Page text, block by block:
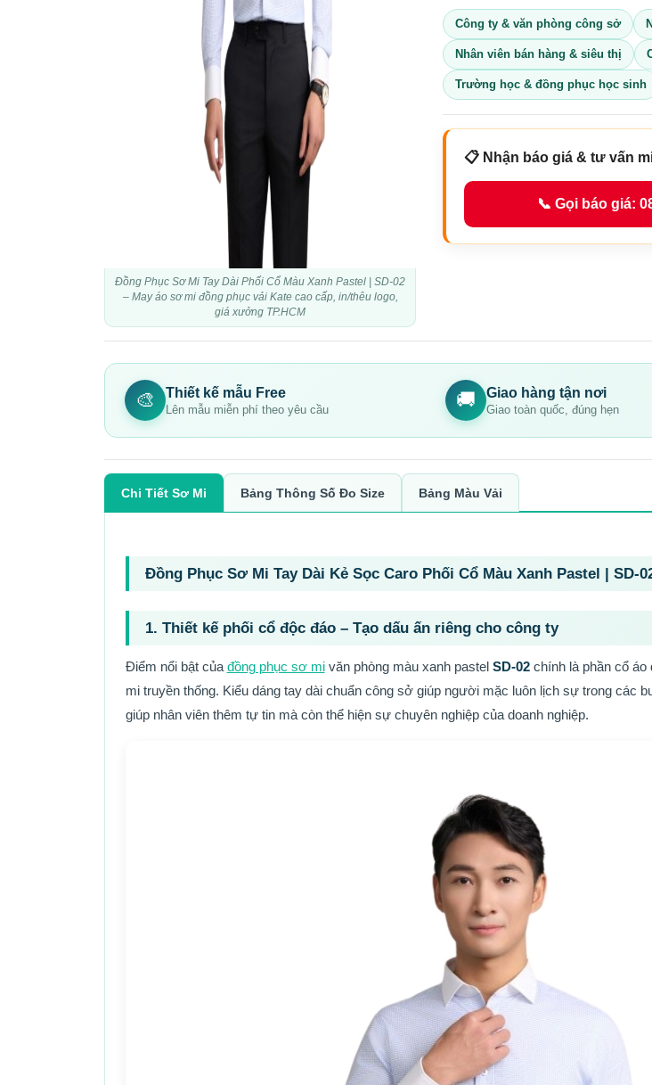
Đồng Phục Sơ Mi Tay Dài Phối Cổ Màu Xanh Pastel | SD-02
– May áo sơ mi đồng phục vải Kate cao cấp, in/thêu logo,
giá xưởng TP.HCM
Công ty & văn phòng công sở
Nhân viên bán hàng & siêu thị
Trường học & đồng phục học sinh
📋 Nhận báo giá & tư vấn
📞 Gọi báo giá:
🎨 Thiết kế mẫu Free
Lên mẫu miễn phí theo yêu cầu 🚚 Giao hàng tận nơi
Giao toàn quốc, đúng hẹn
Chi Tiết Sơ Mi Bảng Thông Số Đo Size Bảng Màu Vải
Đồng Phục Sơ Mi Tay Dài Kẻ Sọc Caro Phối Cổ Màu Xanh Pastel | SD-
1. Thiết kế phối cổ độc đáo – Tạo dấu ấn riêng cho công ty
Điểm nổi bật của đồng phục sơ mivăn phòng màu xanh pastel SD-02chính là phần cổ áo
mi truyền thống. Kiểu dáng tay dài chuẩn công sở giúp người mặc luôn lịch sự trong các
giúp nhân viên thêm tự tin mà còn thể hiện sự chuyên nghiệp của doanh nghiệp.